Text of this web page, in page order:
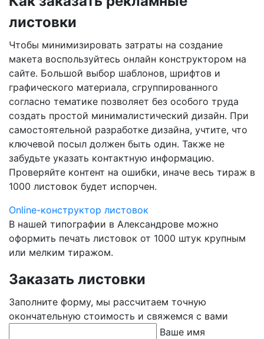
листовки
Чтобы минимизировать затраты на создание
макета воспользуйтесь онлайн конструктором на
сайте. Большой выбор шаблонов, шрифтов и
графического материала, сгруппированного
согласно тематике позволяет без особого труда
создать простой минималистический дизайн. При
самостоятельной разработке дизайна, учтите, что
ключевой посыл должен быть один. Также не
забудьте указать контактную информацию.
Проверяйте контент на ошибки, иначе весь тираж в
1000 листовок будет испорчен.
Online-конструктор листовок
В нашей типографии в Александрове можно
оформить печать листовок от 1000 штук крупным
или мелким тиражом.
Заказать листовки
Заполните форму, мы рассчитаем точную
окончательную стоимость и свяжемся с вами
Ваше имя